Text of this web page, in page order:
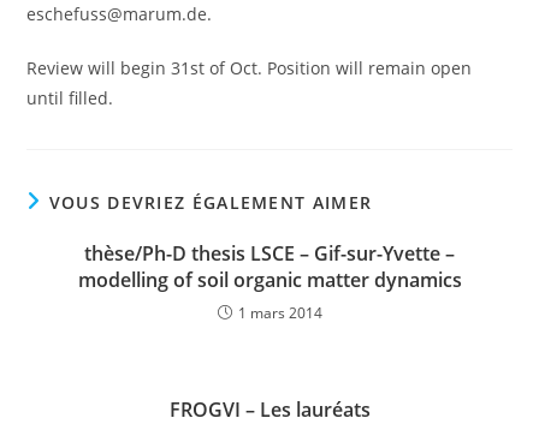
eschefuss@marum.de.
Review will begin 31st of Oct. Position will remain open
until filled.
VOUS DEVRIEZ ÉGALEMENT AIMER
thèse/Ph-D thesis LSCE – Gif-sur-Yvette –
modelling of soil organic matter dynamics
1 mars 2014
FROGVI – Les lauréats